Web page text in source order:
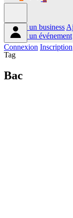
Ajouter un business
Ajouter un événement
Connexion Inscription
Tag
Bac